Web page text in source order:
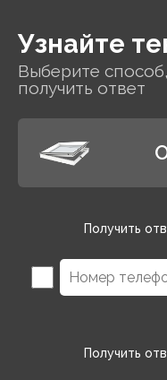
Узнайте
Выберите
получить ответ
Получить
Получить